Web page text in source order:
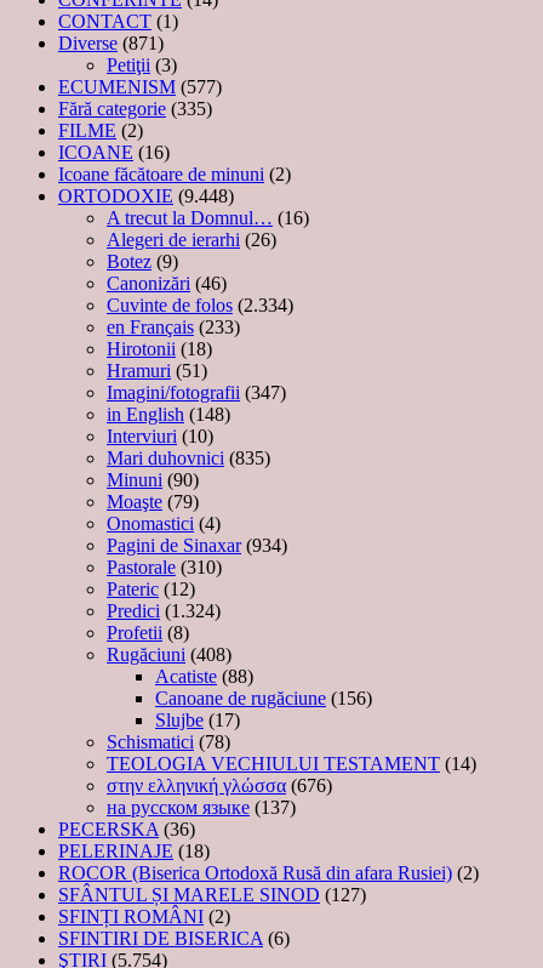
CONTACT (1)
Diverse (871)
Petiţii (3)
ECUMENISM (577)
Fără categorie (335)
FILME (2)
ICOANE (16)
Icoane făcătoare de minuni (2)
ORTODOXIE (9.448)
A trecut la Domnul… (16)
Alegeri de ierarhi (26)
Botez (9)
Canonizări (46)
Cuvinte de folos (2.334)
en Français (233)
Hirotonii (18)
Hramuri (51)
Imagini/fotografii (347)
in English (148)
Interviuri (10)
Mari duhovnici (835)
Minuni (90)
Moaşte (79)
Onomastici (4)
Pagini de Sinaxar(934)
Pastorale (310)
Pateric (12)
Predici (1.324)
Profetii (8)
Rugăciuni (408)
Acatiste (88)
Canoane de rugăciune (156)
Slujbe (17)
Schismatici (78)
TEOLOGIA VECHIULUI TESTAMENT (14)
στην ελληνική γλώσσα (676)
на русском языке (137)
PECERSKA (36)
PELERINAJE (18)
ROCOR (Biserica Ortodoxă Rusă din afara Rusiei) (2)
SFÂNTUL ȘI MARELE SINOD (127)
SFINȚI ROMÂNI (2)
SFINTIRI DE BISERICA (6)
ŞTIRI (5.754)